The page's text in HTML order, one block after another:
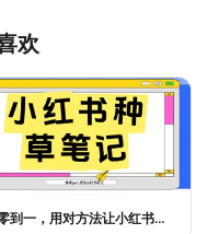
欢
从零到一，用对方法让小红书种草笔记的流量自己找上门